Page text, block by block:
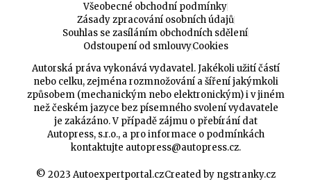
Všeobecné obchodní podmínky
Zásady zpracování osobních údajů
Souhlas se zasíláním obchodních sdělení
Odstoupení od smlouvyCookies
Autorská práva vykonává vydavatel. Jakékoli užití částí
nebo celku, zejména rozmnožování a šíření jakýmkoli
způsobem (mechanickým nebo elektronickým) i v jiném
než českém jazyce bez písemného svolení vydavatele
je zakázáno. V případě zájmu o přebírání dat
Autopress, s.r.o., a pro informace o podmínkách
kontaktujte autopress@autopress.cz.
© 2023 Autoexpertportal.czCreated by ngstranky.cz